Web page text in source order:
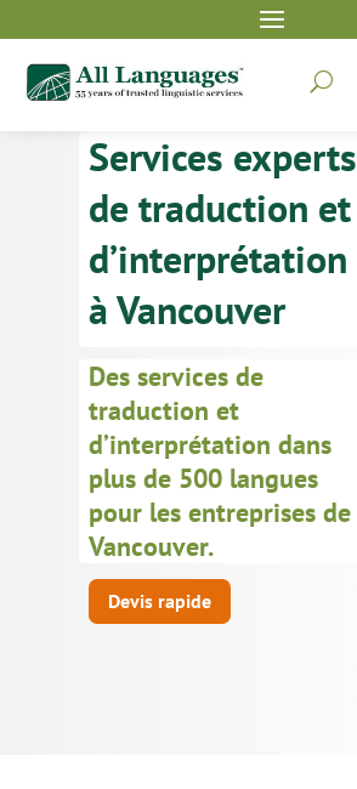
U
Services experts
de traduction et
d’interprétation
à Vancouver
Des services de
traduction et
d’interprétation dans
plus de 500 langues
pour les entreprises de
Vancouver.
Devis rapide